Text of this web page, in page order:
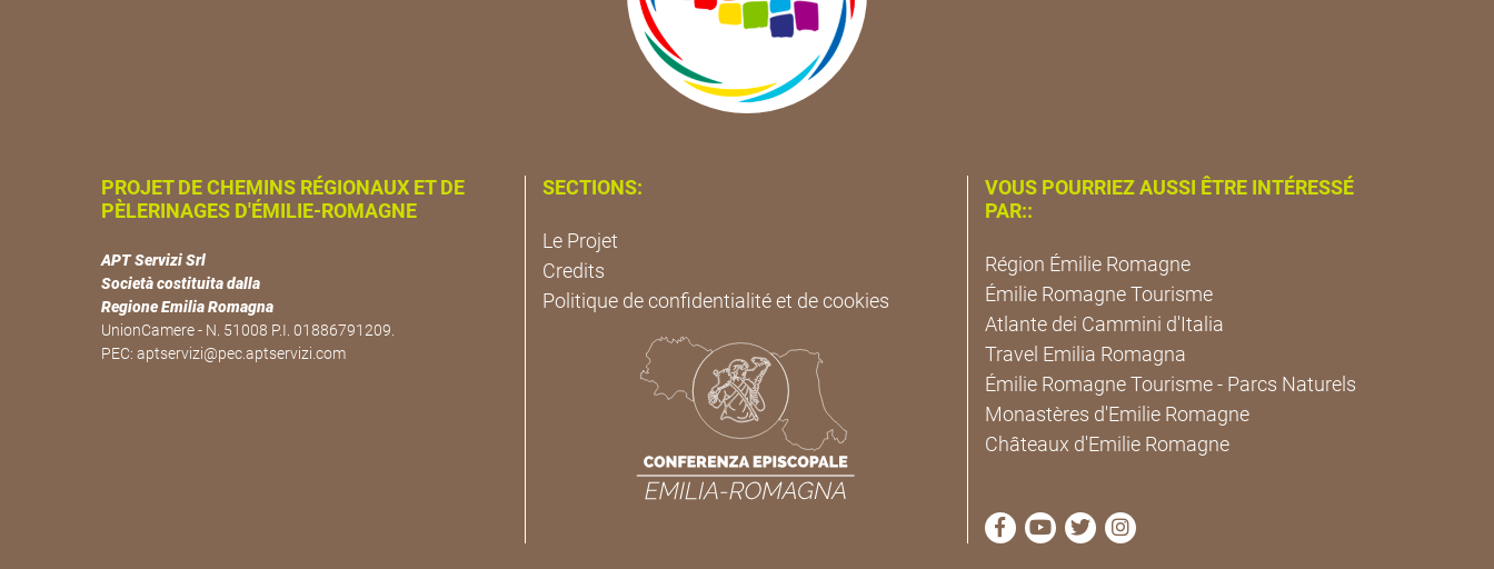
PROJET DE CHEMINS RÉGIONAUX ET DE
PÈLERINAGES D'ÉMILIE-ROMAGNE
APT Servizi Srl
Società costituita dalla
Regione Emilia Romagna
UnionCamere - N. 51008 P.I. 01886791209.
PEC: aptservizi@pec.aptservizi.com
SECTIONS:
Le Projet
Credits
Politique de confidentialité et de cookies
VOUS POURRIEZ AUSSI ÊTRE INTÉRESSÉ
PAR::
Région Émilie Romagne
Émilie Romagne Tourisme
Atlante dei Cammini d'Italia
Travel Emilia Romagna
Émilie Romagne Tourisme - Parcs Naturels
Monastères d'Emilie Romagne
Châteaux d'Emilie Romagne
Visitez la page Facebook de Cammini Emilia-Romagna
Visitez la page YouTube de Cammini Emilia-
Visitez la page Twitter de Cammini Emilia-
Visitez la page Instagram de Cammini